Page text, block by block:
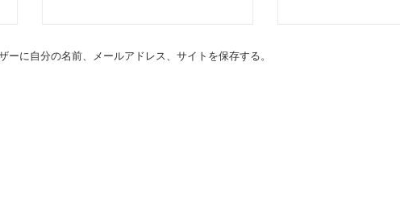
に自分の名前、メールアドレス、サイトを保存する。